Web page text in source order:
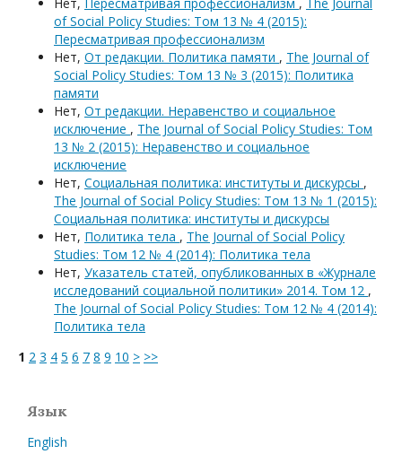
of Social Policy Studies: Том 13 № 4 (2015):
Пересматривая профессионализм
Нет, От редакции. Политика памяти , The Journal of
Social Policy Studies: Том 13 № 3 (2015): Политика
памяти
Нет, От редакции. Неравенство и социальное
исключение , The Journal of Social Policy Studies: Том
13 № 2 (2015): Неравенство и социальное
исключение
Нет, Социальная политика: институты и дискурсы ,
The Journal of Social Policy Studies: Том 13 № 1 (2015):
Социальная политика: институты и дискурсы
Нет, Политика тела , The Journal of Social Policy
Studies: Том 12 № 4 (2014): Политика тела
Нет, Указатель статей, опубликованных в «Журнале
исследований социальной политики» 2014. Том 12 ,
The Journal of Social Policy Studies: Том 12 № 4 (2014):
Политика тела
1 2 3 4 5 6 7 8 9 10 > >>
Язык
English